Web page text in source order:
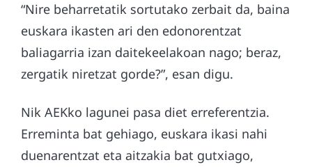
“Nire beharretatik sortutako zerbait da, baina
euskara ikasten ari den edonorentzat
baliagarria izan daitekeelakoan nago; beraz,
zergatik niretzat gorde?”, esan digu.
Nik AEKko lagunei pasa diet erreferentzia.
Erreminta bat gehiago, euskara ikasi nahi
duenarentzat eta aitzakia bat gutxiago,